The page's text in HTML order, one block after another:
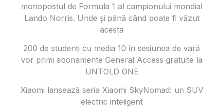
monopostul de Formula 1 al campionului mondial
Lando Norris. Unde și până când poate fi văzut
acesta
200 de studenți cu media 10 în sesiunea de vară
vor primi abonamente General Access gratuite la
UNTOLD ONE
Xiaomi lansează seria Xiaomi SkyNomad: un SUV
electric inteligent